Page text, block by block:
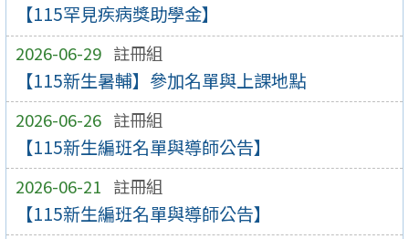
【115罕見疾病獎助學金】
2026-06-29 註冊組
【115新生暑輔】參加名單與上課地點
2026-06-26 註冊組
【115新生編班名單與導師公告】
2026-06-21 註冊組
【115新生編班名單與導師公告】